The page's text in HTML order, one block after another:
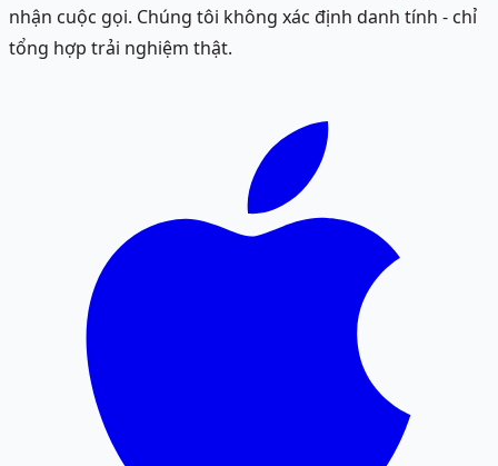
nhận cuộc gọi. Chúng tôi không xác định danh tính - chỉ
tổng hợp trải nghiệm thật.